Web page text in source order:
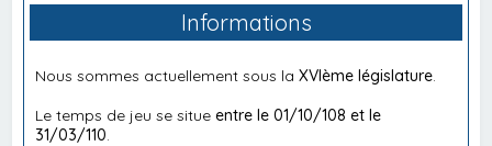
Informations
Nous sommes actuellement sous laXVIème législature
Le temps de jeu se situeentre le 01/10/108 et le
31/03/110